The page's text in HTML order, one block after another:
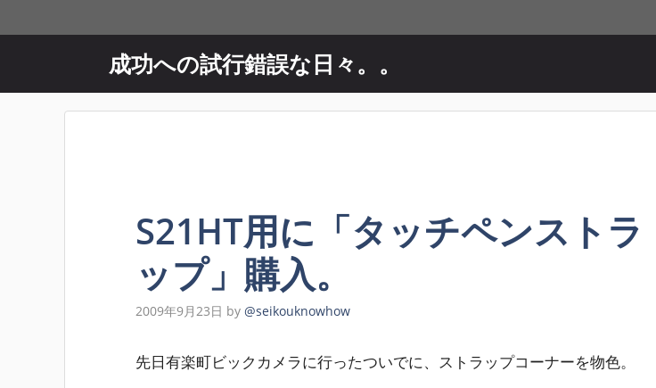
ン
ツ
成功への試行錯誤な日々。。
S21HT用に「タッチペンストラ
ップ」購入。
2009年9月23日 by @seikouknowhow
先日有楽町ビックカメラに行ったついでに、ストラップコーナーを物色。